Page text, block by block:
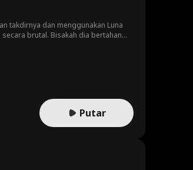
takdirnya dan menggunakan Luna
brutal. Bisakah dia bertahan
Putar